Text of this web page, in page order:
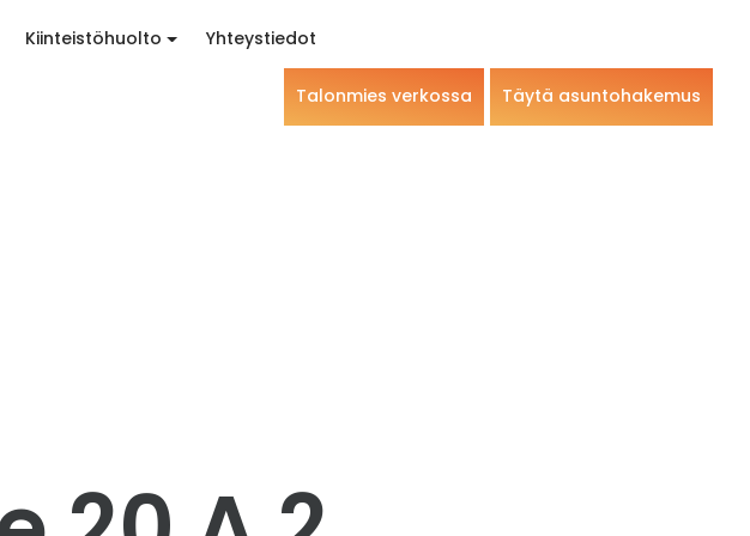
Kiinteistöhuolto Yhteystiedot
Täytä asuntohakemus
Talonmies verkossa